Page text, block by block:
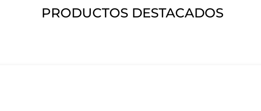
PRODUCTOS DESTACADOS